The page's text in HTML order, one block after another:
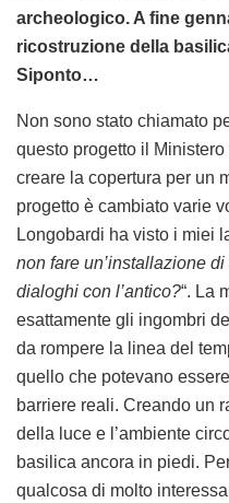
archeologico. A fine
ricostruzione della
Siponto…
Non sono stato chiamato
questo progetto il
creare la copertura per un
progetto è cambiato varie
Longobardi ha visto i miei
non fare un’installazione
dialoghi con l’antico?“. La
esattamente gli ingombri
da rompere la linea del
quello che potevano
barriere reali. Creando un
della luce e l’ambiente
basilica ancora in piedi.
qualcosa di molto